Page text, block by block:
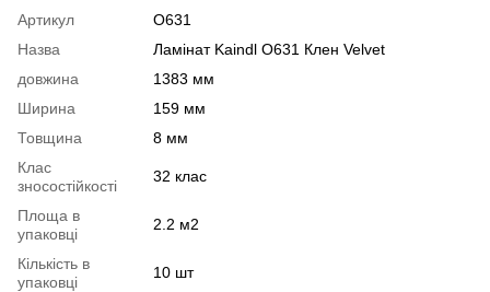
Артикул
O631
Назва
Ламінат Kaindl O631 Клен Velvet
довжина
1383 мм
Ширина
159 мм
Товщина
8 мм
Клас
зносостійкості
32 клас
Площа в
упаковці
2.2 м2
Кількість в
упаковці
10 шт